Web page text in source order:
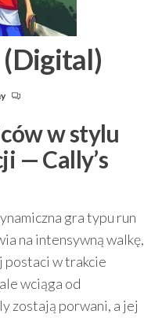
(Digital)
w stylu
— Cally’s
gra typu run
na intensywną walkę,
w trakcie
wciąga od
zostają porwani, a jej